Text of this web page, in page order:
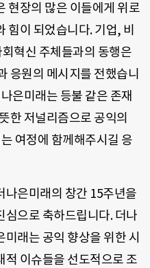
현장의 많은 이들에게 위로
힘이 되었습니다. 기업, 비
혁신 주체들과의 동행은
응원의 메시지를 전했습니
은미래는 등불 같은 존재
한 저널리즘으로 공익의
여정에 함께해주시길 응
나은미래의 창간 15주년을
심으로 축하드립니다. 더나
미래는 공익 향상을 위한 시
적 이슈들을 선도적으로 조